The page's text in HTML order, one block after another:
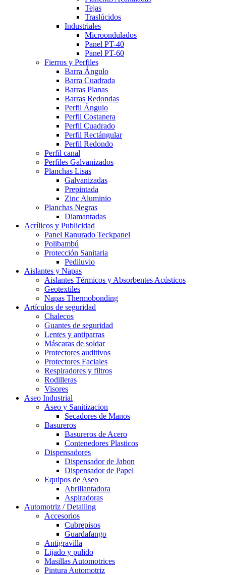
Tejas
Traslúcidos
Industriales
Microondulados
Panel PT-40
Panel PT-60
Fierros y Perfiles
Barra Ángulo
Barra Cuadrada
Barras Planas
Barras Redondas
Perfil Ángulo
Perfil Costanera
Perfil Cuadrado
Perfil Rectángular
Perfil Redondo
Perfil canal
Perfiles Galvanizados
Planchas Lisas
Galvanizadas
Prepintada
Zinc Aluminio
Planchas Negras
Diamantadas
Acrílicos y Publicidad
Panel Ranurado Teckpanel
Polibambú
Protección Sanitaria
Pediluvio
Aislantes y Napas
Aislantes Térmicos y Absorbentes Acústicos
Geotextiles
Napas Thermobonding
Artículos de seguridad
Chalecos
Guantes de seguridad
Lentes y antiparras
Máscaras de soldar
Protectores auditivos
Protectores Faciales
Respiradores y filtros
Rodilleras
Visores
Aseo Industrial
Aseo y Sanitizacion
Secadores de Manos
Basureros
Basureros de Acero
Contenedores Plasticos
Dispensadores
Dispensador de Jabon
Dispensador de Papel
Equipos de Aseo
Abrillantadora
Aspiradoras
Automotriz / Detalling
Accesorios
Cubrepisos
Guardafango
Antigravilla
Lijado y pulido
Masillas Automotrices
Pintura Automotriz